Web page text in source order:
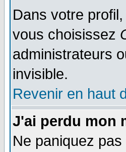
Dans votre
vous choisissez
administrateurs
invisible.
Revenir en haut
J'ai perdu mon
Ne paniquez